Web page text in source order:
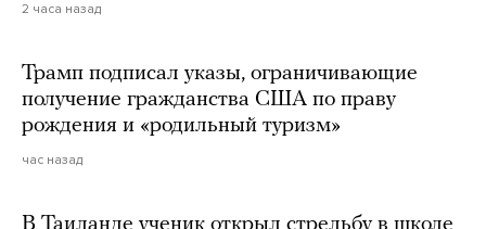
2 часа назад
Трамп подписал указы, ограничивающие
получение гражданства США по праву
рождения и «родильный туризм»
час назад